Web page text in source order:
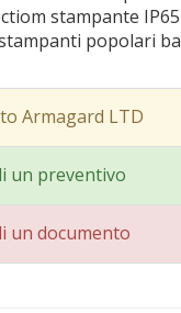
stampante
popolari
Armagard LTD
un preventivo
un documento